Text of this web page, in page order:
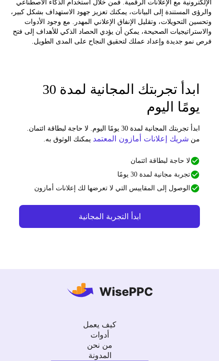
مع الإعلانات الرقمية. فمن خلال استخدام الذكاء الاصطناعي
المستندة إلى البيانات، يمكنك تعزيز جهود الاستهداف بشكل كبير،
التحويلات، وتقليل الإنفاق الإعلاني المهدر. مع وجود الأدوات
الصحيحة، يمكن أن يؤدي الحصاد الذكي للأهداف إلى فتح
جديدة وإعداد عملك لتحقيق النجاح على المدى الطويل.
ابدأ تجربتك المجانية لمدة 30
اليوم
ابدأ تجربتك المجانية لمدة 30 يومًا اليوم. لا حاجة لبطاقة ائتمان.
شريك إعلانات أمازون المعتمد يمكنك الوثوق به.
لا حاجة لبطاقة ائتمان
تجربة مجانية لمدة 30 يومًا
الوصول إلى المقاييس التي لا تعرضها لك إعلانات أمازون
ابدأ التجربة المجانية
كيف يعمل
من نحن